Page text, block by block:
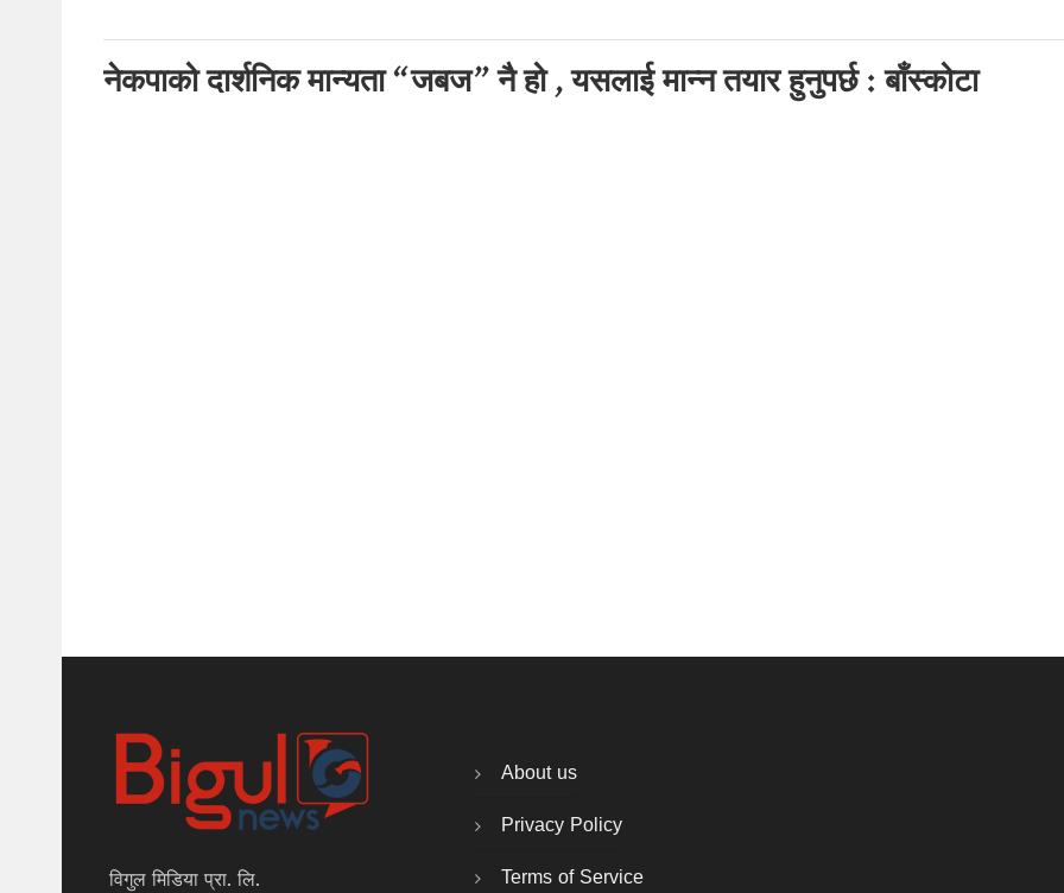
नेकपाको दार्शनिक मान्यता “जबज” नै हो , यसलाई मान्न तयार हुनुपर्छ : बाँस्कोटा
विगुल मिडिया प्रा. लि.
About us
Privacy Policy
Terms of Service